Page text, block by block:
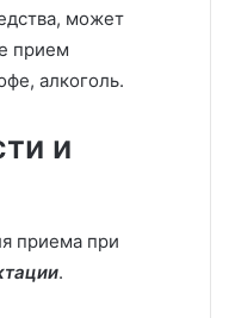
может
прием
алкоголь.
и
приема при
.